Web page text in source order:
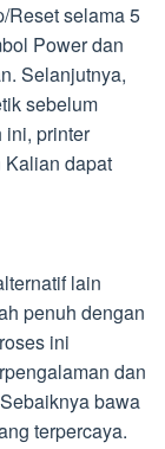
Reset selama 5
Power dan
Selanjutnya,
sebelum
ini, printer
Kalian dapat
lain
penuh dengan
ini
dan
bawa
terpercaya.